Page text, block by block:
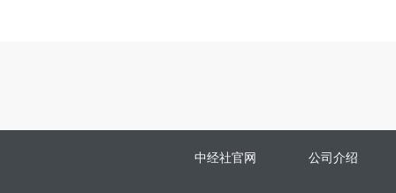
中经社官网 公司介绍